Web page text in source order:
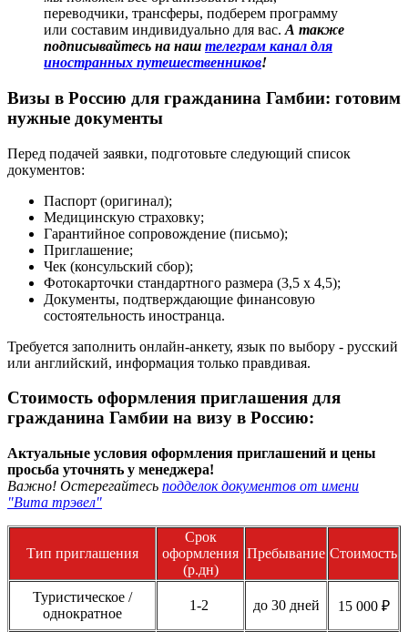
переводчики, трансферы, подберем программу
или составим индивидуально для вас. А также
подписывайтесь на наш телеграм канал для
иностранных путешественников!
Визы в Россию для гражданина Гамбии: готовим
нужные документы
Перед подачей заявки, подготовьте следующий список
документов:
Паспорт (оригинал);
Медицинскую страховку;
Гарантийное сопровождение (письмо);
Приглашение;
Чек (консульский сбор);
Фотокарточки стандартного размера (3,5 х 4,5);
Документы, подтверждающие финансовую
состоятельность иностранца.
Требуется заполнить онлайн-анкету, язык по выбору - русский
или английский, информация только правдивая.
Стоимость оформления приглашения для
гражданина Гамбии на визу в Россию:
Актуальные условия оформления приглашений и цены
просьба уточнять у менеджера!
Важно! Остерегайтесь подделок документов от имени
"Вита трэвел"
Тип приглашения
Срок
оформления
(р.дн)
Пребывание Стоимость
Туристическое /
однократное
1-2 до 30 дней 15 000 ₽